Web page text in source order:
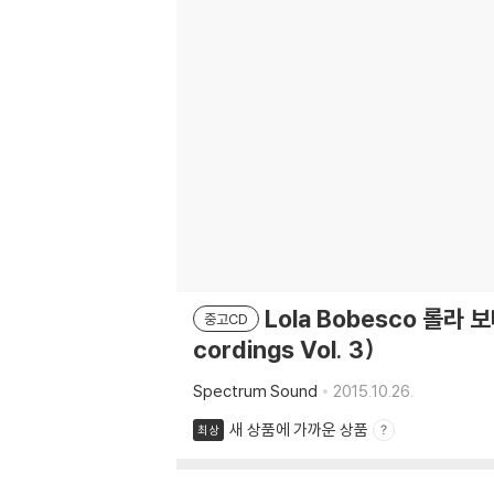
중고CD
Lola Bobesco 롤라 보
cordings Vol. 3)
Spectrum Sound 2015.10.26.
최상 새 상품에 가까운 상품